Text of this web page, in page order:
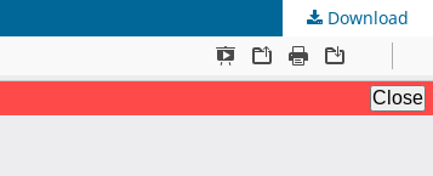
Download